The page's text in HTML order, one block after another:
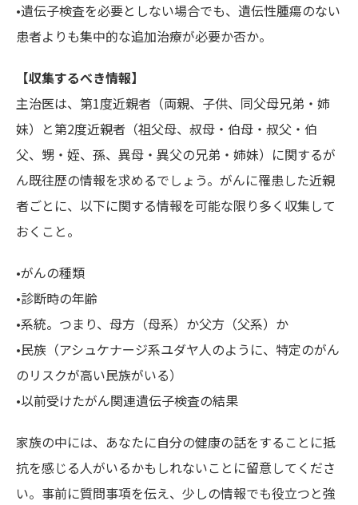
•遺伝子検査を必要としない場合でも、遺伝性腫瘍のない
患者よりも集中的な追加治療が必要か否か。
【収集するべき情報】
主治医は、第1度近親者（両親、子供、同父母兄弟・姉
妹）と第2度近親者（祖父母、叔母・伯母・叔父・伯
父、甥・姪、孫、異母・異父の兄弟・姉妹）に関するが
ん既往歴の情報を求めるでしょう。がんに罹患した近親
者ごとに、以下に関する情報を可能な限り多く収集して
おくこと。
•がんの種類
•診断時の年齢
•系統。つまり、母方（母系）か父方（父系）か
•民族（アシュケナージ系ユダヤ人のように、特定のがん
のリスクが高い民族がいる）
•以前受けたがん関連遺伝子検査の結果
家族の中には、あなたに自分の健康の話をすることに抵
抗を感じる人がいるかもしれないことに留意してくださ
い。事前に質問事項を伝え、少しの情報でも役立つと強